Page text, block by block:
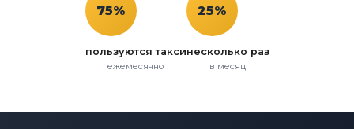
75%
пользуются такси
ежемесячно
25%
несколько раз
в месяц